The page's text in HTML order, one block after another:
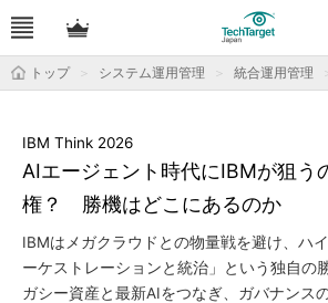
トップ システム運用管理 統合運用管理
AIエージェント時代にIBMが狙う
権？ 勝機はどこにあるのか
IBM Think 2026
IBMはメガクラウドとの物量戦を避け、ハ
ーケストレーションと統治」という独自の
ガシー資産と最新AIをつなぎ、ガバナンス